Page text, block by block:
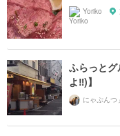
Yoriko
ふらっと
よ‼︎)】
にゃぷんつ